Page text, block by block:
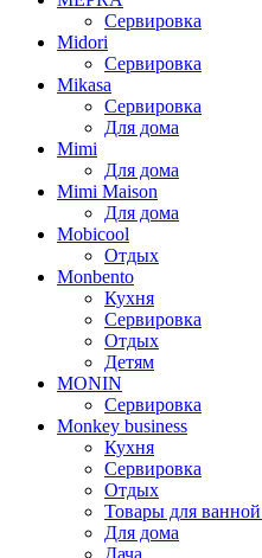
Сервировка
Midori
Сервировка
Mikasa
Сервировка
Для дома
Mimi
Для дома
Mimi Maison
Для дома
Mobicool
Отдых
Monbento
Кухня
Сервировка
Отдых
Детям
MONIN
Сервировка
Monkey business
Кухня
Сервировка
Отдых
Товары для
Для дома